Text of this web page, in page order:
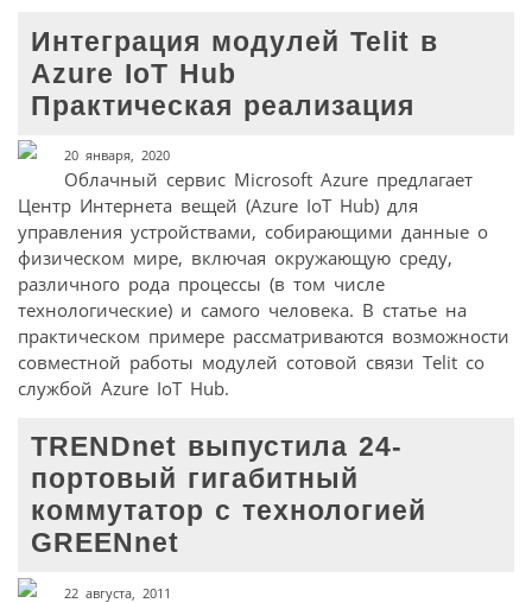
Интеграция модулей Telit в
Azure IoT Hub
Практическая реализация
20 января, 2020
Облачный сервис Microsoft Azure предлагает
Центр Интернета вещей (Azure IoT Hub) для
управления устройствами, собирающими данные о
физическом мире, включая окружающую среду,
различного рода процессы (в том числе
технологические) и самого человека. В статье на
практическом примере рассматриваются возможности
совместной работы модулей сотовой связи Telit со
службой Azure IoT Hub.
TRENDnet выпустила 24-
портовый гигабитный
коммутатор с технологией
GREENnet
22 августа, 2011